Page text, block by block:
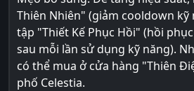
Thiên Nhiên" (giảm cooldown kỹ
tập "Thiết Kế Phục Hồi" (hồi
sau mỗi lần sử dụng kỹ năng).
có thể mua ở cửa hàng "Thiên
phố Celestia.